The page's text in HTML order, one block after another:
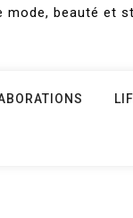
beauté et